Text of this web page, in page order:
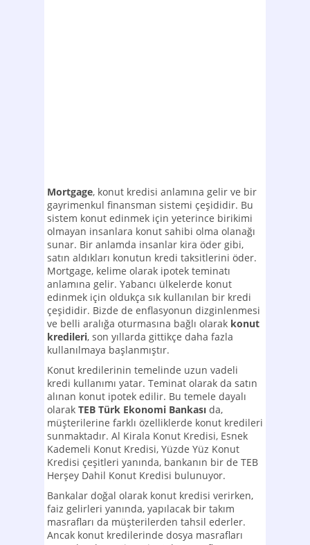
Mortgage, konut kredisi anlamına gelir ve bir
gayrimenkul finansman sistemi çeşididir. Bu
sistem konut edinmek için yeterince birikimi
olmayan insanlara konut sahibi olma olanağı
sunar. Bir anlamda insanlar kira öder gibi,
satın aldıkları konutun kredi taksitlerini öder.
Mortgage, kelime olarak ipotek teminatı
anlamına gelir. Yabancı ülkelerde konut
edinmek için oldukça sık kullanılan bir kredi
çeşididir. Bizde de enflasyonun dizginlenmesi
ve belli aralığa oturmasına bağlı olarak konut
kredileri, son yıllarda gittikçe daha fazla
kullanılmaya başlanmıştır.
Konut kredilerinin temelinde uzun vadeli
kredi kullanımı yatar. Teminat olarak da satın
alınan konut ipotek edilir. Bu temele dayalı
olarak TEB Türk Ekonomi Bankası da,
müşterilerine farklı özelliklerde konut kredileri
sunmaktadır. Al Kirala Konut Kredisi, Esnek
Kademeli Konut Kredisi, Yüzde Yüz Konut
Kredisi çeşitleri yanında, bankanın bir de TEB
Herşey Dahil Konut Kredisi bulunuyor.
Bankalar doğal olarak konut kredisi verirken,
faiz gelirleri yanında, yapılacak bir takım
masrafları da müşterilerden tahsil ederler.
Ancak konut kredilerinde dosya masrafları